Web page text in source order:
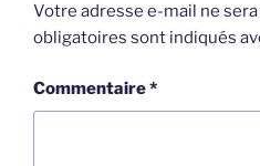
Votre adresse e-mail ne
obligatoires sont indiqués
Commentaire*